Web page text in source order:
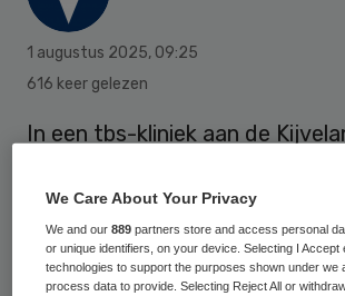
1 augustus 2025, 09:25
616 keer gelezen
In een tbs-kliniek aan de
van donderdag op vrijdag brand
uitgebroken.
We Care About Your Privacy
We and our889 partners store and access personal
or unique identifiers, on your device. Selecting I Accept
technologies to support the purposes shown under we
process data to provide. Selecting Reject All or